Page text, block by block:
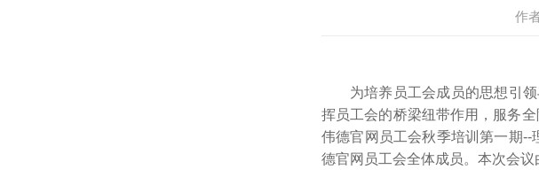
作
为培养员工会成员的思想引
挥员工会的桥梁纽带作用，服务
伟德官网员工会秋季培训第一期
德官网员工会全体成员。本次会议